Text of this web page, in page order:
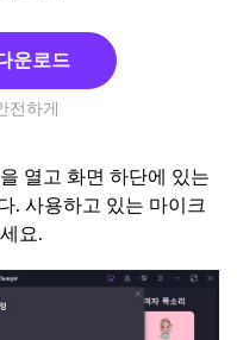
운로드
전하게
열고 화면 하단에 있는
. 사용하고 있는 마이크
요.